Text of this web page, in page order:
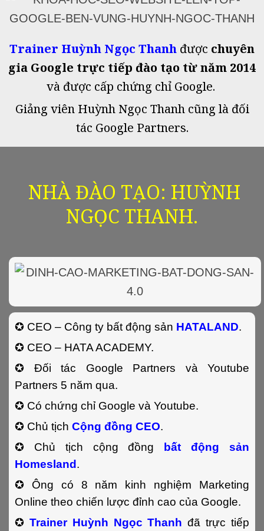
Trainer Huỳnh Ngọc Thanh được chuyên
gia Google trực tiếp đào tạo từ năm 2014
và được cấp chứng chỉ Google.
Giảng viên Huỳnh Ngọc Thanh cũng là đối
tác Google Partners.
NHÀ ĐÀO TẠO: HUỲNH
NGỌC THANH.
✪ CEO – Công ty bất động sản HATALAND.
✪ CEO – HATA ACADEMY.
✪ Đối tác Google Partners và Youtube
Partners 5 năm qua.
✪ Có chứng chỉ Google và Youtube.
✪ Chủ tịch Cộng đồng CEO.
✪ Chủ tịch cộng đồng
bất động sản
Homesland .
✪ Ông có 8 năm kinh nghiệm Marketing
Online theo chiến lược đỉnh cao của Google.
✪ Trainer Huỳnh Ngọc Thanh đã trực tiếp